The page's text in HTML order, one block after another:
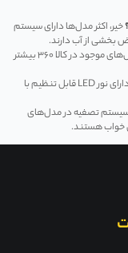
خیر، اکثر مدل‌ها دارای سیستم
بخشی از آب دارند.
مدل‌های موجود در کالا ۳۶۰ بیشتر
بله، مدل‌های Mijia دارای نور LED قابل تنظیم با
سیستم تصفیه در مدل‌های
خواب هستند.